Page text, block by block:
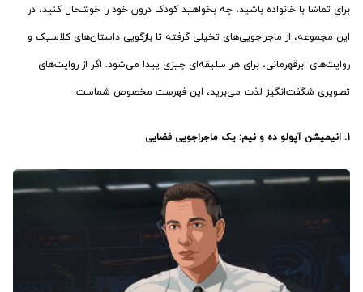
برای تماشا با خانواده باشید، چه بخواهید کودک درون خود را خوشحال کنید، در
این مجموعه، از ماجراجویی‌های تخیلی گرفته تا بازگویی داستان‌های کلاسیک و
روایت‌های ابرقهرمانی، برای هر سلیقه‌ای چیزی پیدا می‌شود. اگر از روایت‌های
تصویری شگفت‌انگیز لذت می‌برید، این فهرست مخصوص شماست.
1. انیمیشن آپولو ده و نیم: یک ماجراجویی فضایی